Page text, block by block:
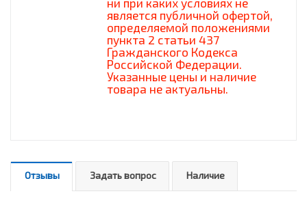
ни при каких условиях не
является публичной офертой,
определяемой положениями
пункта 2 статьи 437
Гражданского Кодекса
Российской Федерации.
Указанные цены и наличие
товара не актуальны.
Отзывы Задать вопрос Наличие